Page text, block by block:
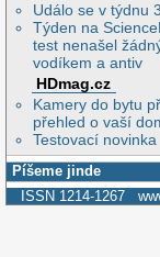
Událo se v týdnu
Týden na
test nenašel
vodíkem a antiv
HDmag.cz
Kamery do bytu
přehled o vaší
Testovací novinka
Píšeme jinde
ISSN 1214-1267